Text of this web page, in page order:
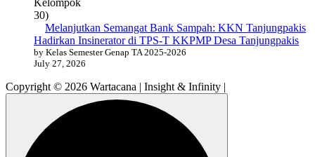
Melanjutkan Semangat Bank Sampah: KKN Tanjungpakis
Hadirkan Insinerator di TPS-T KKPMP Desa Tanjungpakis
by Kelas Semester Genap TA 2025-2026
July 27, 2026
Copyright © 2026 Wartacana | Insight & Infinity |